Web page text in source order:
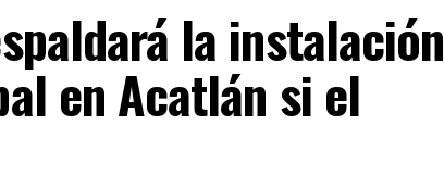
la instalación
en Acatlán si el